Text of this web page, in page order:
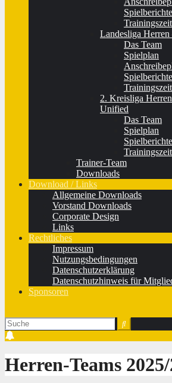
Landesliga
Das Team
Spielplan
2. Kreisliga
Unified
Das Team
Spielplan
Trainer-Team
Downloads
Download / Links
Allgemeine Downloads
Vorstand Downloads
Corporate Design
Links
Rechtliches
Impressum
Nutzungsbedingungen
Datenschutzerklärung
Datenschutzhinweis für
Sponsoren
Herren-Teams